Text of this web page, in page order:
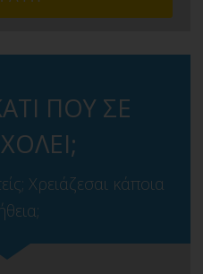
ΠΟΥ ΣΕ
Χρειάζεσαι κάποια